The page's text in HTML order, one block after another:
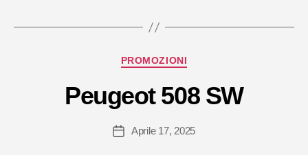
Categorie
PROMOZIONI
Peugeot 508 SW
DataAprile 17, 2025